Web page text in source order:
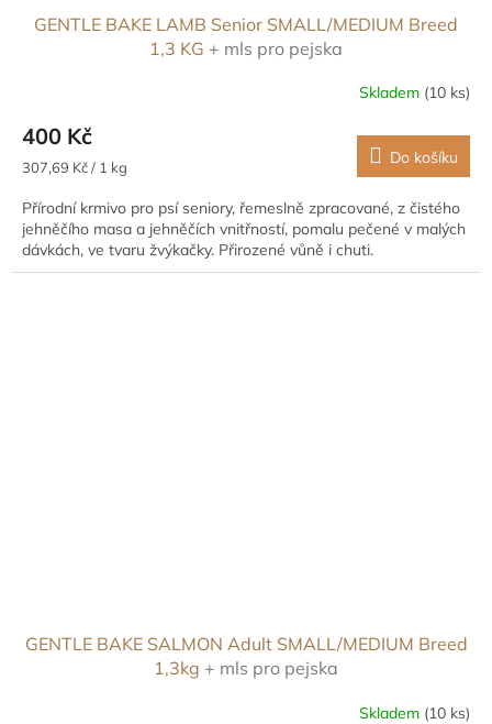
GENTLE BAKE LAMB Senior SMALL/MEDIUM Breed
1,3 KG + mls pro pejska
Skladem (10 ks)
400 Kč
Měrná
307,69 Kč / 1 kg Do košíku
Přírodní krmivo pro psí seniory, řemeslně zpracované, z čistého
jehněčího masa a jehněčích vnitřností, pomalu pečené v malých
dávkách, ve tvaru žvýkačky. Přirozené vůně i chuti.
GENTLE BAKE SALMON Adult SMALL/MEDIUM Breed
1,3kg + mls pro pejska
Skladem (10 ks)